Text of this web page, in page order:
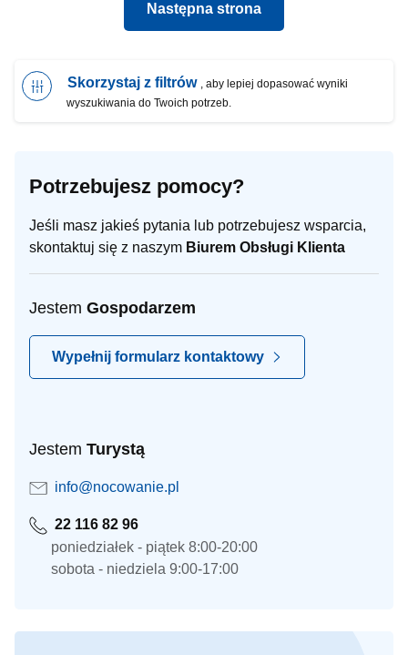
Następna strona
Skorzystaj z filtrów , aby lepiej dopasować wyniki
wyszukiwania do Twoich potrzeb.
Potrzebujesz pomocy?
Jeśli masz jakieś pytania lub potrzebujesz wsparcia,
skontaktuj się z naszym Biurem Obsługi Klienta
Jestem Gospodarzem
Wypełnij formularz kontaktowy
Jestem Turystą
info@nocowanie.pl
22 116 82 96
poniedziałek - piątek 8:00-20:00
sobota - niedziela 9:00-17:00